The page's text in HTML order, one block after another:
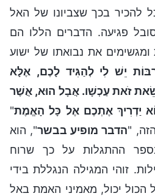
להכיר בכך שצביונו של האל
סובל פגיעה. הדברים הללו הם
את נבואתו של ישוע
יֵשׁ לִי לְהַגִּיד לָכֶם, אֶלָּא
זֺאת עַכְשָׁו. אֲבָל הוּא, אֲשֶׁר
יַדְרִיךְ אֶתְכֶם אֶל כָּל הָאֱמֶת"
"הדבר מופיע בבשר", הוא
ההתגלות על כך שרוח
זוהי המגילה הנגללת בידי
יכול, מאמיני האמת באל